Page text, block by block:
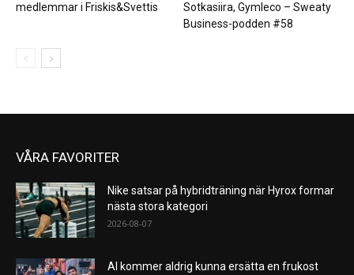
medlemmar i Friskis&Svettis
Sotkasiira, Gymleco – Sweaty
Business-podden #58
VÅRA FAVORITER
Nike satsar på hybridträning när Hyrox formar
nästa stora kategori
2026-08-07
AI kommer aldrig kunna ersätta en frukost